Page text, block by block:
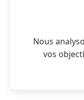
Nous
vos